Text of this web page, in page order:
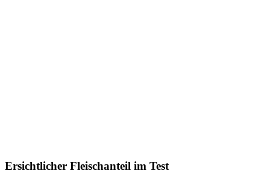
Ersichtlicher Fleischanteil im Test